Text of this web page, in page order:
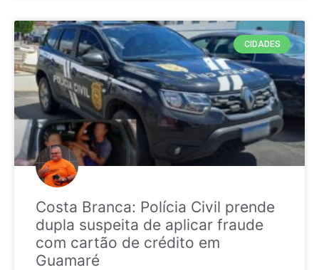
CIDADES
Costa Branca: Polícia Civil prende
dupla suspeita de aplicar fraude
com cartão de crédito em
Guamaré